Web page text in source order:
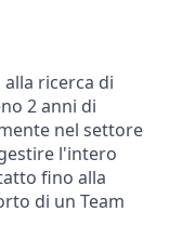
ricerca di
2 anni di
nel settore
l'intero
fino alla
di un Team